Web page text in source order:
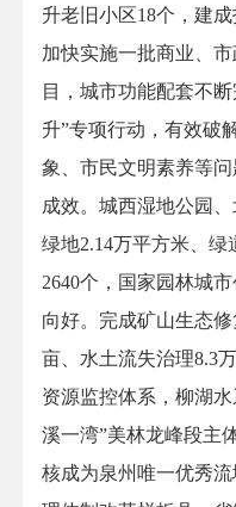
升老旧小区18个，建
加快实施一批商业、
目，城市功能配套不
升”专项行动，有效破
象、市民文明素养等
成效。城西湿地公园
绿地2.14万平方米、绿
2640个，国家园林城
向好。完成矿山生态
亩、水土流失治理8.3
资源监控体系，柳湖
溪一湾”美林龙峰段主
核成为泉州唯一优秀